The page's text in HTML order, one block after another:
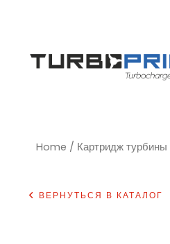
Home / Картридж турбины
ВЕРНУТЬСЯ В КАТАЛОГ